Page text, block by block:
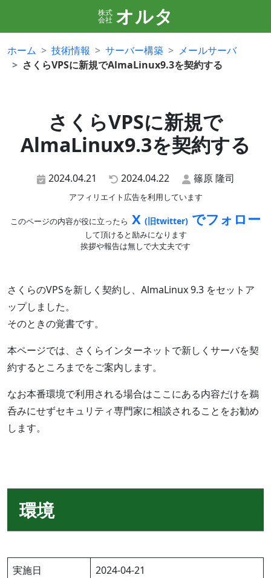
株式
会社 オルタ
ホーム 技術情報 サーバー構築
メールサーバ
さくらVPSに新規でAlmaLinux9.3を契約する
さくらVPSに新規で
AlmaLinux9.3を契約する
2024.04.21 2024.04.22 篠原 隆司
アフィリエイト広告を利用しています
このページの内容が役に立ったら X (旧twitter) でフォロー
して頂けると励みになります
挨拶や報告は無しで大丈夫です
さくらのVPSを新しく契約し、AlmaLinux 9.3 をセットア
ップしました。
そのときの覚書です。
本ページでは、さくらインターネットで新しくサーバを契
約するところまでをご案内します。
なお本番環境で利用される場合はここにある内容だけを鵜
呑みにせずセキュリティ専門家に相談されることをお勧め
します。
環境
実施日
2024-04-21